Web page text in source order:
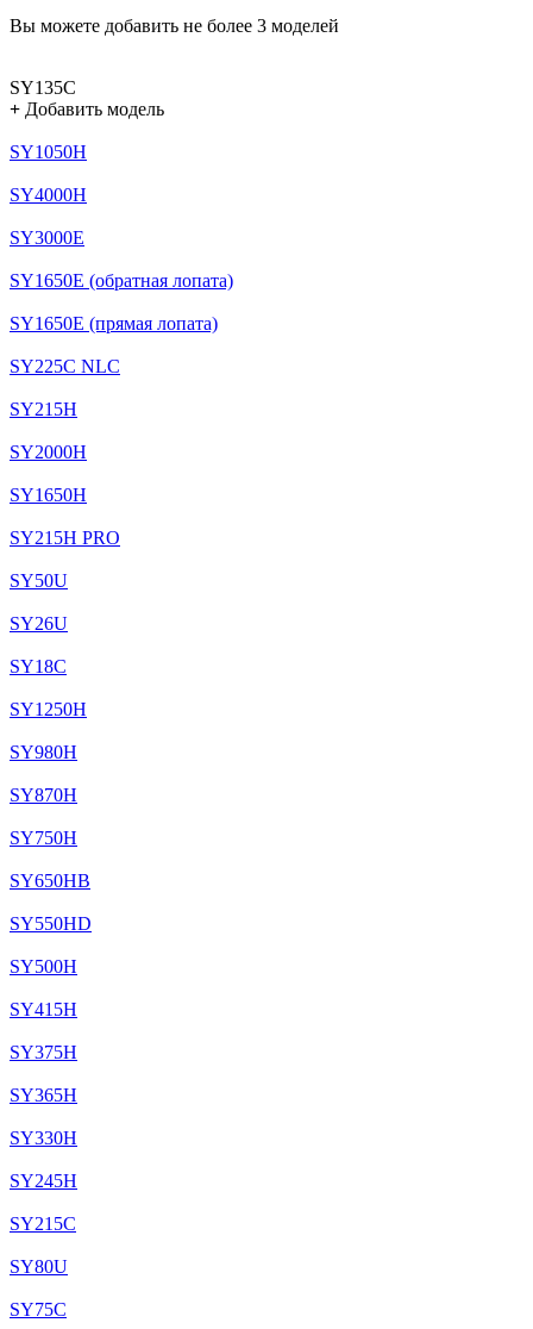
Вы можете добавить не более 3 моделей
SY135C
+ Добавить модель
SY1050H
SY4000H
SY3000E
SY1650E (обратная лопата)
SY1650E (прямая лопата)
SY225C NLC
SY215H
SY2000H
SY1650H
SY215H PRO
SY50U
SY26U
SY18C
SY1250H
SY980H
SY870H
SY750H
SY650HB
SY550HD
SY500H
SY415H
SY375H
SY365H
SY330H
SY245H
SY215C
SY80U
SY75C